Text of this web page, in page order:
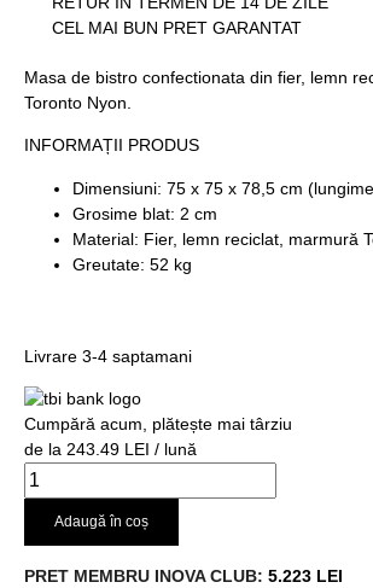
CEL MAI BUN PRET GARANTAT
Masa de bistro confectionata din fier, lemn
Toronto Nyon.
INFORMAȚII PRODUS
Dimensiuni: 75 x 75 x 78,5 cm
Grosime blat: 2 cm
Material: Fier, lemn reciclat, marmură
Greutate: 52 kg
Livrare 3-4 saptamani
Cumpără acum, plătește mai târziu
de la 243.49 LEI / lună
Adaugă în coș
PRET MEMBRU INOVA CLUB: 5.223 LEI